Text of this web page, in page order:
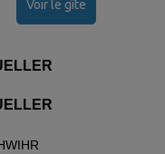
Voir le gîte